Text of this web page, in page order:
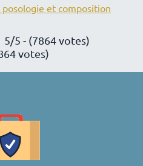
et composition
5/5 - (7864 votes)
votes)